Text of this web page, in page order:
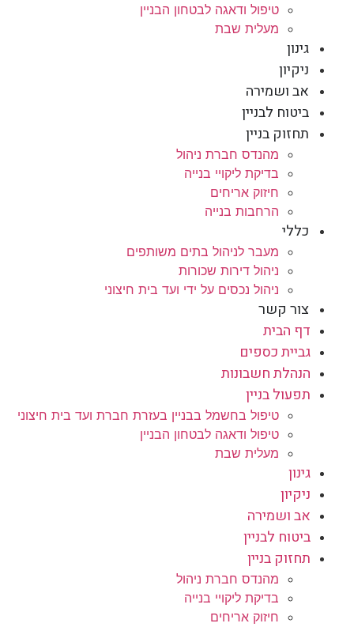
טיפול ודאגה לבטחון הבניין
מעלית שבת
גינון
ניקיון
אב ושמירה
ביטוח לבניין
תחזוק בניין
מהנדס חברת ניהול
בדיקת ליקויי בנייה
חיזוק אריחים
הרחבות בנייה
כללי
מעבר לניהול בתים משותפים
ניהול דירות שכורות
ניהול נכסים על ידי ועד בית חיצוני
צור קשר
דף הבית
גביית כספים
הנהלת חשבונות
תפעול בניין
טיפול בחשמל בבניין בעזרת חברת ועד בית חיצוני
טיפול ודאגה לבטחון הבניין
מעלית שבת
גינון
ניקיון
אב ושמירה
ביטוח לבניין
תחזוק בניין
מהנדס חברת ניהול
בדיקת ליקויי בנייה
חיזוק אריחים